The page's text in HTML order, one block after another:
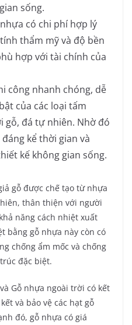
sống.
có chi phí hợp lý
thẩm mỹ và độ bền
hợp với tài chính của
công nhanh chóng, dễ
của các loại tấm
gỗ, đá tự nhiên. Nhờ đó
kể thời gian và
kế không gian sống.
gỗ được chế tạo từ nhựa
thân thiện với người
năng cách nhiệt xuất
bằng gỗ nhựa này còn có
chống ẩm mốc và chống
đặc biệt.
Gỗ nhựa ngoài trời có kết
và bảo vệ các hạt gỗ
đó, gỗ nhựa có giá